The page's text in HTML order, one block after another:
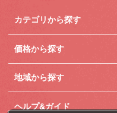
カテゴリから探す
価格から探す
地域から探す
ヘルプ&ガイド